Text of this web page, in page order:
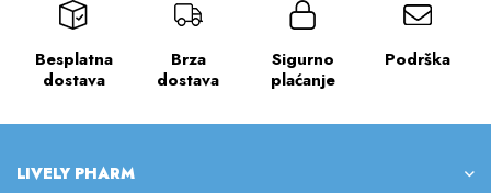
Besplatna
dostava
Brza
dostava
Sigurno
plaćanje
Podrška
LIVELY PHARM